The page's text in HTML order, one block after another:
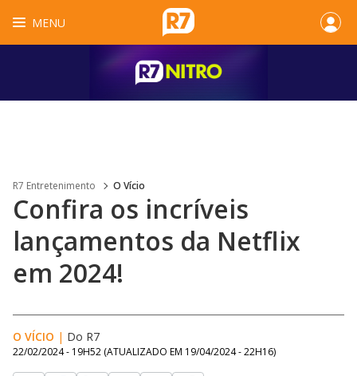
MENU
R7 Entretenimento O Vício
Confira os incríveis
lançamentos da Netflix
em 2024!
O VÍCIO | Do R7
22/02/2024 - 19H52 (ATUALIZADO EM 19/04/2024 - 22H16)